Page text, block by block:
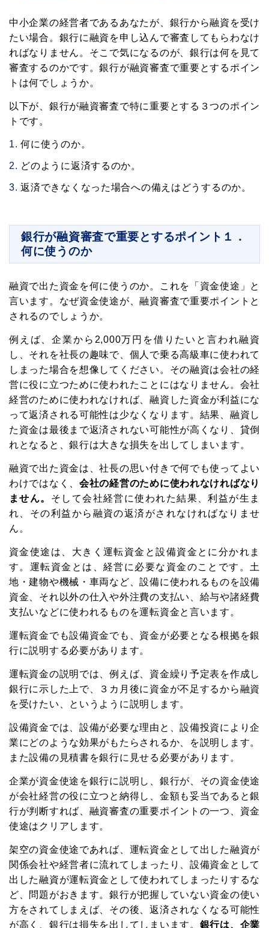
中小企業の経営者であるあなたが、銀行から融資を受け
たい場合。銀行に融資を申し込んで審査してもらわなけ
ればなりません。そこで気になるのが、銀行は何を見て
審査するのかです。銀行が融資審査で重要とするポイン
トは何でしょうか。
以下が、銀行が融資審査で特に重要とする３つのポイン
トです。
何に使うのか。
どのように返済するのか。
返済できなくなった場合への備えはどうするのか。
銀行が融資審査で重要とするポイント１．
何に使うのか
融資で出た資金を何に使うのか。これを「資金使途」と
言います。なぜ資金使途が、融資審査で重要ポイントと
されるのでしょうか。
例えば、企業から2,000万円を借りたいと言われ融資
し、それを社長の趣味で、個人で乗る高級車に使われて
しまった場合を想像してください。その融資は会社の経
営に役に立つために使われたことにはなりません。会社
経営のために使われなければ、融資した資金が利益にな
って返済される可能性は少なくなります。結果、融資し
た資金は最後まで返済されない可能性が高くなり、貸倒
れとなると、銀行は大きな損失を出してしまいます。
融資で出た資金は、社長の思い付きで何でも使ってよい
わけではなく、会社の経営のために使われなければなり
ません。 そして会社経営に使われた結果、利益が生ま
れ、その利益から融資の返済がされなければなりませ
ん。
資金使途は、大きく運転資金と設備資金とに分かれま
す。運転資金とは、経営に必要な資金のことです。土
地・建物や機械・車両など、設備に使われるものを設備
資金、それ以外の仕入や外注費の支払い、給与や諸経費
支払いなどに使われるものを運転資金と言います。
運転資金でも設備資金でも、資金が必要となる根拠を銀
行に説明する必要があります。
運転資金の説明では、例えば、資金繰り予定表を作成し
銀行に示した上で、３カ月後に資金が不足するから融資
を受けたい、というように説明します。
設備資金では、設備が必要な理由と、設備投資により企
業にどのような効果がもたらされるか、を説明します。
また設備の見積書を銀行に見せる必要があります。
企業が資金使途を銀行に説明し、銀行が、その資金使途
が会社経営の役に立つと納得し、金額も妥当であると銀
行が判断すれば、融資審査の重要ポイントの一つ、資金
使途はクリアします。
架空の資金使途であれば、運転資金として出した融資が
関係会社や経営者に流れてしまったり、設備資金として
出した融資が運転資金として使われてしまったりするな
ど、問題がおきます。銀行が把握していない資金の使い
方をされてしまえば、その後、返済されなくなる可能性
が高く、銀行は損失を出してしまいます。 銀行は、企業